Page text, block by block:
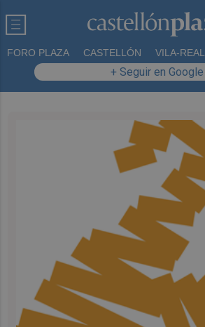
FORO PLAZA CASTELLÓN VILA-REAL
+ Seguir en Google